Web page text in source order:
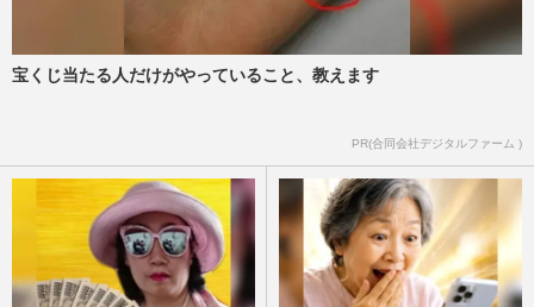
宝くじ当たる人だけがやっていること、教えます
PR(合同会社デジタルファーム )